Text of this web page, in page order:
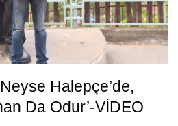
Halepçe’de,
Da Odur’-VİDEO